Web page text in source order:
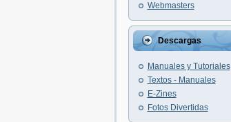
Webmasters
Descargas
Manuales y Tutoriales
Textos - Manuales
E-Zines
Fotos Divertidas